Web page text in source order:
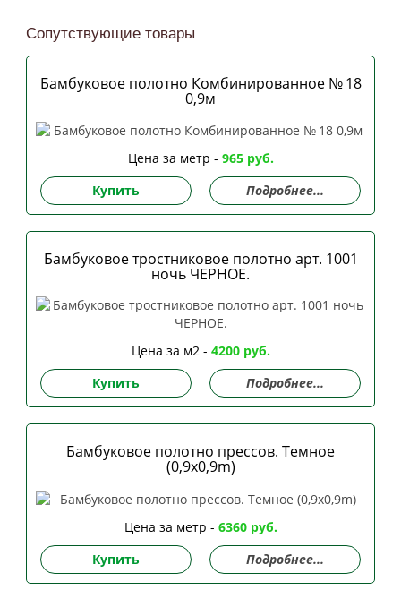
Сопутствующие товары
Бамбуковое полотно Комбинированное № 18
0,9м
Цена за метр - 965 руб.
Купить
Подробнее...
Бамбуковое тростниковое полотно арт. 1001
ночь ЧЕРНОЕ.
Цена за м2 - 4200 руб.
Купить
Подробнее...
Бамбуковое полотно прессов. Темное
(0,9x0,9m)
Цена за метр - 6360 руб.
Купить
Подробнее...